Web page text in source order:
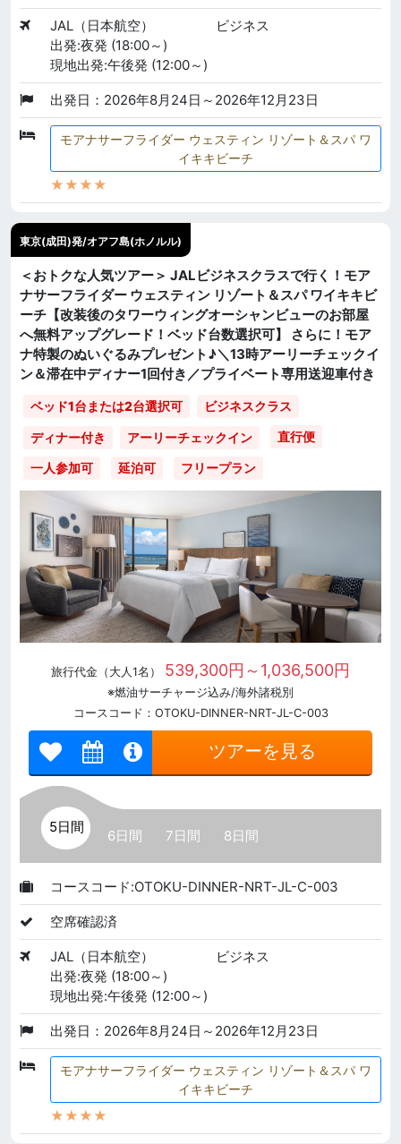
JAL（日本航空）
ビジネス
出発:夜発 (18:00～)
現地出発:午後発 (12:00～)
出発日：2026年8月24日～2026年12月23日
モアナサーフライダー ウェスティン リゾート＆スパ ワ
イキキビーチ
★★★★
東京(成田)発/オアフ島(ホノルル)
＜おトクな人気ツアー＞ JALビジネスクラスで行く！モア
ナサーフライダー ウェスティン リゾート＆スパ ワイキキビ
ーチ【改装後のタワーウィングオーシャンビューのお部屋
へ無料アップグレード！ベッド台数選択可】 さらに！モア
ナ特製のぬいぐるみプレゼント♪＼13時アーリーチェックイ
ン＆滞在中ディナー1回付き／プライベート専用送迎車付き
ベッド1台または2台選択可 ビジネスクラス
ディナー付き アーリーチェックイン 直行便
一人参加可 延泊可 フリープラン
旅行代金（大人1名） 539,300円～1,036,500円
※燃油サーチャージ込み/海外諸税別
コースコード：OTOKU-DINNER-NRT-JL-C-003
ツアーを見る
5日間
6日間 7日間 8日間
コースコード:OTOKU-DINNER-NRT-JL-C-003
空席確認済
JAL（日本航空）
ビジネス
出発:夜発 (18:00～)
現地出発:午後発 (12:00～)
出発日：2026年8月24日～2026年12月23日
モアナサーフライダー ウェスティン リゾート＆スパ ワ
イキキビーチ
★★★★